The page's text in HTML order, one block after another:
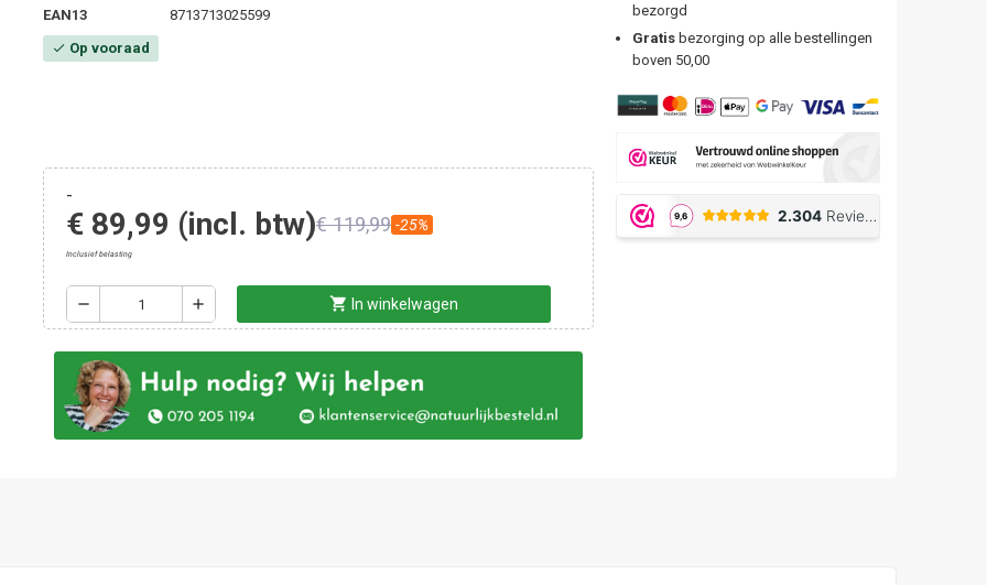
EAN13
8713713025599
check Op vooraad
-
€ 89,99 (incl. btw)€ 119,99 -25%
Inclusief belasting
remove add shopping_cart In winkelwagen
bezorgd
Gratisbezorging op alle bestellingen
boven 50,00